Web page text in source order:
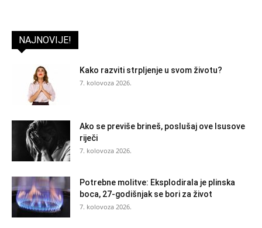
NAJNOVIJE!
Kako razviti strpljenje u svom životu?
7. kolovoza 2026.
Ako se previše brineš, poslušaj ove Isusove
riječi
7. kolovoza 2026.
Potrebne molitve: Eksplodirala je plinska
boca, 27-godišnjak se bori za život
7. kolovoza 2026.